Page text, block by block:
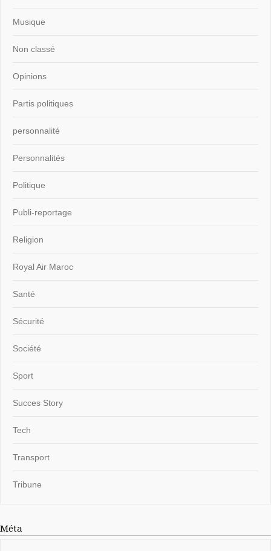
Musique
Non classé
Opinions
Partis politiques
personnalité
Personnalités
Politique
Publi-reportage
Religion
Royal Air Maroc
Santé
Sécurité
Société
Sport
Succes Story
Tech
Transport
Tribune
Méta